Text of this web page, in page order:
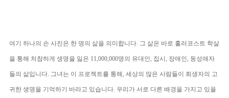
여기 하나의 손 사진은 한 명의 삶을 의미합니다. 그 삶은 바로 홀러코스트 학살
을 통해 처참하게 생명을 잃은 11,000,000명의 유대인, 집시, 장애인, 동성애자
들의 삶입니다. 그녀는 이 프로젝트를 통해, 세상의 많은 사람들이 희생자의 고
귀한 생명을 기억하기 바라고 있습니다. 우리가 서로 다른 배경을 가지고 있을